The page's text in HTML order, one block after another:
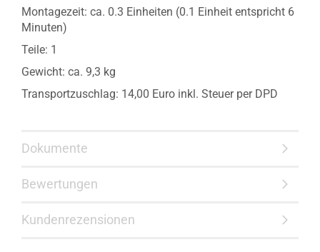
Montagezeit: ca. 0.3 Einheiten (0.1 Einheit entspricht 6
Minuten)
Teile: 1
Gewicht: ca. 9,3 kg
Transportzuschlag: 14,00 Euro inkl. Steuer per DPD
Dokumente
Bewertungen
Kundenrezensionen